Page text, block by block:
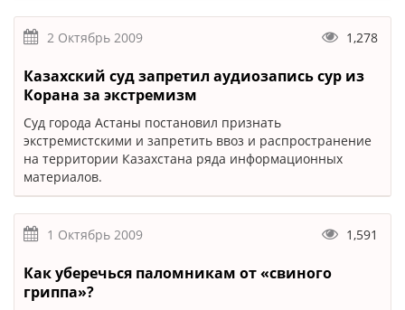
2 Октябрь 2009 1,278
Казахский суд запретил аудиозапись сур из
Корана за экстремизм
Суд города Астаны постановил признать
экстремистскими и запретить ввоз и распространение
на территории Казахстана ряда информационных
материалов.
1 Октябрь 2009 1,591
Как уберечься паломникам от «свиного
гриппа»?